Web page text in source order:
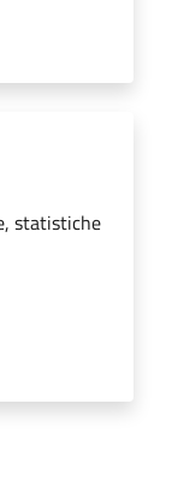
statistiche